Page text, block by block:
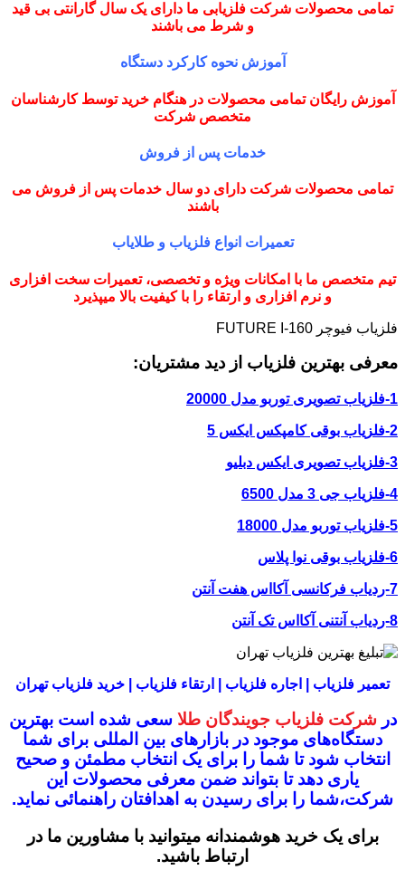
تمامی محصولات شرکت فلزیابی ما دارای یک سال گارانتی بی قید
و شرط می باشند
آموزش نحوه کارکرد دستگاه
آموزش رایگان تمامی محصولات در هنگام خرید توسط کارشناسان
متخصص شرکت
خدمات پس از فروش
تمامی محصولات شرکت دارای دو سال خدمات پس از فروش می
باشند
تعمیرات انواع فلزیاب و طلایاب
تیم متخصص ما با امکانات ویژه و تخصصی، تعمیرات سخت افزاری
و نرم افزاری و ارتقاء را با کیفیت بالا میپذیرد
فلزیاب فیوچر FUTURE I-160
معرفی بهترین فلزیاب از دید مشتریان:
1-فلزیاب تصویری توربو مدل 20000
2-فلزیاب بوقی کامپکس ایکس 5
3-فلزیاب تصویری ایکس دبلیو
4-فلزیاب جی 3 مدل 6500
5-فلزیاب توربو مدل 18000
6-فلزیاب بوقی نوا پلاس
7-ردیاب فرکانسی آکااس هفت آنتن
8-ردیاب آنتنی آکااس تک آنتن
تعمیر فلزیاب | اجاره فلزیاب | ارتقاء فلزیاب | خرید فلزیاب تهران
در شرکت فلزیاب جویندگان طلا سعی شده است بهترین
دستگاه‌های موجود در بازار‌های بین المللی برای شما
انتخاب شودتا شما را برای یک انتخاب مطمئن و صحیح
یاری دهد تا بتواند ضمن معرفی محصولات این
شرکت،شما را برای رسیدن به اهدافتان راهنمائی نماید.
برای یک خرید هوشمندانه میتوانید با مشاورین ما در
ارتباط باشید.